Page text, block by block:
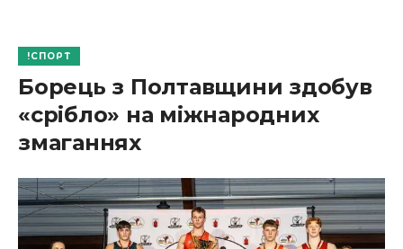
СПОРТ
Борець з Полтавщини здобув
«срібло» на міжнародних
змаганнях